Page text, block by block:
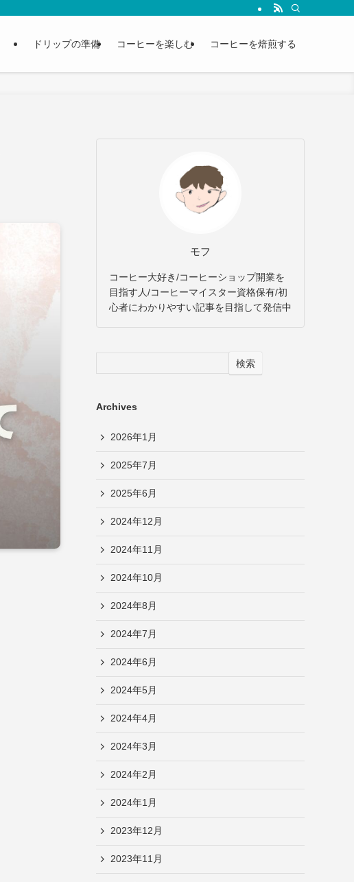
ドリップの準備 コーヒーを楽しむ コーヒーを焙煎する
モフ
コーヒー大好き/コーヒーショップ開業を
目指す人/コーヒーマイスター資格保有/初
心者にわかりやすい記事を目指して発信中
検索
Archives
2026年1月
2025年7月
2025年6月
2024年12月
2024年11月
2024年10月
2024年8月
2024年7月
2024年6月
2024年5月
2024年4月
2024年3月
2024年2月
2024年1月
2023年12月
2023年11月